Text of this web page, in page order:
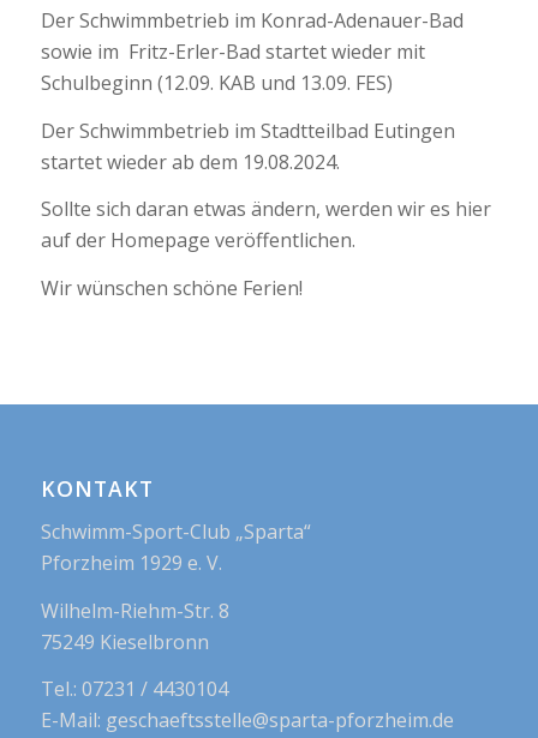
Der Schwimmbetrieb im Konrad-Adenauer-Bad
sowie im Fritz-Erler-Bad startet wieder mit
Schulbeginn (12.09. KAB und 13.09. FES)
Der Schwimmbetrieb im Stadtteilbad Eutingen
startet wieder ab dem 19.08.2024.
Sollte sich daran etwas ändern, werden wir es hier
auf der Homepage veröffentlichen.
Wir wünschen schöne Ferien!
KONTAKT
Schwimm-Sport-Club „Sparta“
Pforzheim 1929 e. V.
Wilhelm-Riehm-Str. 8
75249 Kieselbronn
Tel.: 07231 / 4430104
E-Mail: geschaeftsstelle@sparta-pforzheim.de